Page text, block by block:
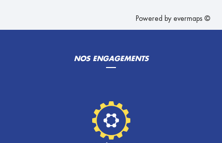
Powered by evermaps ©
NOS ENGAGEMENTS